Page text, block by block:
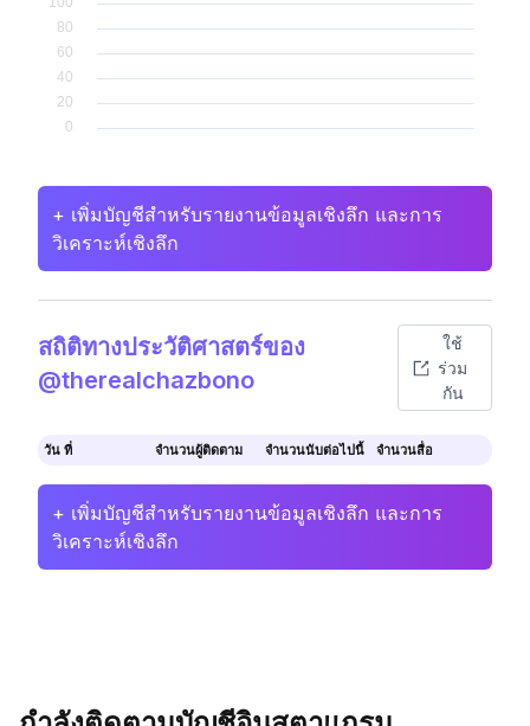
+ เพิ่มบัญชีสำหรับรายงานข้อมูลเชิงลึก และการ
วิเคราะห์เชิงลึก
สถิติทางประวัติศาสตร์ของ
@therealchazbono
ใช้
ร่วม
กัน
วัน ที่ จำนวนผู้ติดตาม จำนวนนับต่อไปนี้ จำนวนสื่อ
+ เพิ่มบัญชีสำหรับรายงานข้อมูลเชิงลึก และการ
วิเคราะห์เชิงลึก